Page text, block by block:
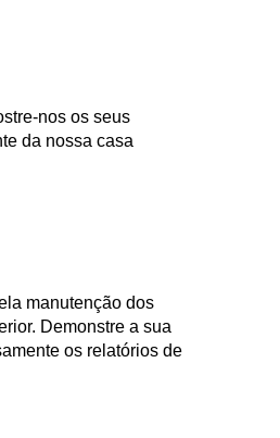
nos os seus
da nossa casa
manutenção dos
Demonstre a sua
os relatórios de